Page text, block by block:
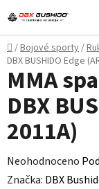
na
obsah
Domů
/Bojové sporty/
DBX BUSHIDO Edge
MMA
DBX
2011A)
Průměrné
hodnocení
Neohodnoceno
Značka: DBX